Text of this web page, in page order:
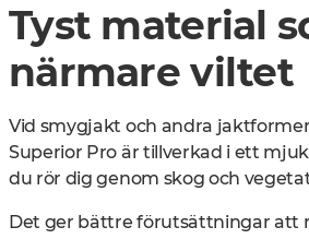
Tyst material
närmare viltet
Vid smygjakt och andra
Superior Pro är tillverkad i ett
du rör dig genom skog och
Det ger bättre förutsättningar att